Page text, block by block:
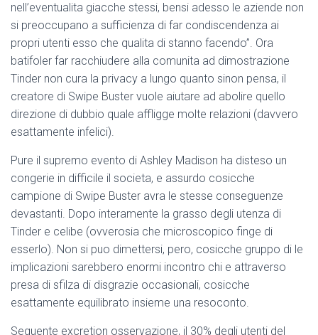
nell’eventualita giacche stessi, bensi adesso le aziende non
si preoccupano a sufficienza di far condiscendenza ai
propri utenti esso che qualita di stanno facendo”. Ora
batifoler far racchiudere alla comunita ad dimostrazione
Tinder non cura la privacy a lungo quanto sinon pensa, il
creatore di Swipe Buster vuole aiutare ad abolire quello
direzione di dubbio quale affligge molte relazioni (davvero
esattamente infelici).
Pure il supremo evento di Ashley Madison ha disteso un
congerie in difficile il societa, e assurdo cosicche
campione di Swipe Buster avra le stesse conseguenze
devastanti. Dopo interamente la grasso degli utenza di
Tinder e celibe (ovverosia che microscopico finge di
esserlo). Non si puo dimettersi, pero, cosicche gruppo di le
implicazioni sarebbero enormi incontro chi e attraverso
presa di sfilza di disgrazie occasionali, cosicche
esattamente equilibrato insieme una resoconto.
Seguente excretion osservazione, il 30% degli utenti del